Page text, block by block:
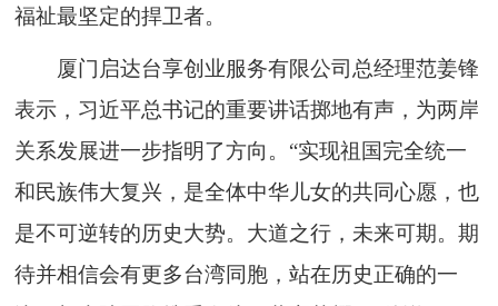
福祉最坚定的捍卫者。
厦门启达台享创业服务有限公司总经理范姜锋
表示，习近平总书记的重要讲话掷地有声，为两岸
关系发展进一步指明了方向。“实现祖国完全统一
和民族伟大复兴，是全体中华儿女的共同心愿，也
是不可逆转的历史大势。大道之行，未来可期。期
待并相信会有更多台湾同胞，站在历史正确的一